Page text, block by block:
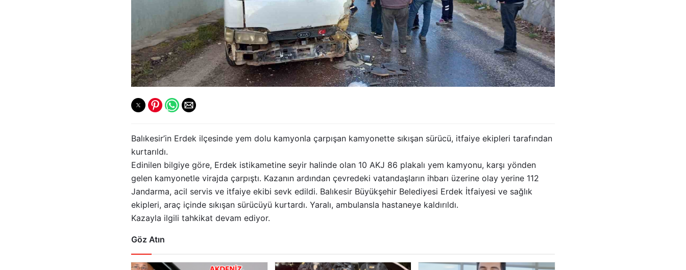
Balıkesir’in Erdek ilçesinde yem dolu kamyonla çarpışan kamyonette sıkışan sürücü, itfaiye ekipleri tarafından
kurtarıldı.
Edinilen bilgiye göre, Erdek istikametine seyir halinde olan 10 AKJ 86 plakalı yem kamyonu, karşı yönden
gelen kamyonetle virajda çarpıştı. Kazanın ardından çevredeki vatandaşların ihbarı üzerine olay yerine 112
Jandarma, acil servis ve itfaiye ekibi sevk edildi. Balıkesir Büyükşehir Belediyesi Erdek İtfaiyesi ve sağlık
ekipleri, araç içinde sıkışan sürücüyü kurtardı. Yaralı, ambulansla hastaneye kaldırıldı.
Kazayla ilgili tahkikat devam ediyor.
Göz Atın